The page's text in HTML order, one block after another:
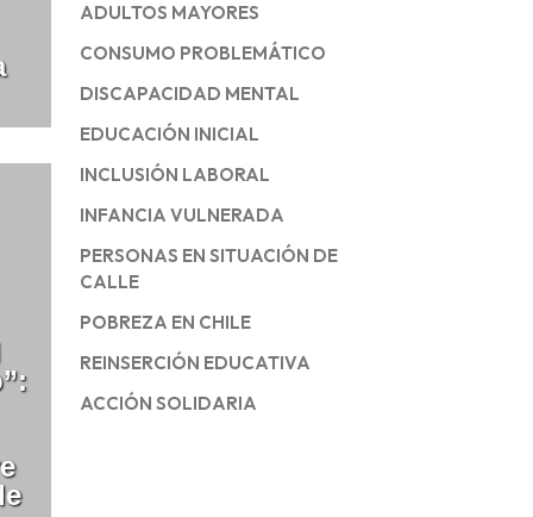
ADULTOS MAYORES
CONSUMO PROBLEMÁTICO
DISCAPACIDAD MENTAL
EDUCACIÓN INICIAL
INCLUSIÓN LABORAL
INFANCIA VULNERADA
PERSONAS EN SITUACIÓN DE
CALLE
POBREZA EN CHILE
REINSERCIÓN EDUCATIVA
ACCIÓN SOLIDARIA